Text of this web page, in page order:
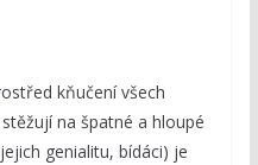
kňučení všech
na špatné a hloupé
genialitu, bídáci) je